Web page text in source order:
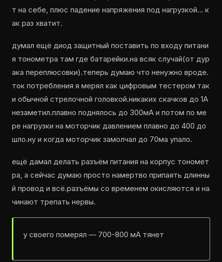
т на себе, плюс падение напряжения под нагрузкой… к
ак раз хватит.
думал ещё диод защитный поставить по входу питани
я тонометра там где батарейки.на всяк случай(от дур
ака переплюсовки).теперь думаю что ненужно вроде.
ток потребления я мерял как цифровым тестером так
и обычной стрелочной головкой.никаких скачков до 1А
незаметил.плавно поднялось до 300мА и потом по ме
ре нагрузки на моторчик давлением плавно до 400 до
шло.ну и когда моторчик замолчал до 70ма упало.
ещё дамал делать разъём питания на корпус тономет
ра, а сейчас думаю просто намертво припаять длинны
й провод и всё.разъёмы со временем окисляются и на
чинают трепать нервы.
у своего померял — 700-800 мА тянет